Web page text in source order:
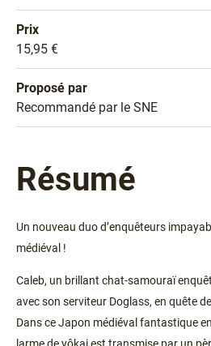
Prix
Prix
15,95 €
Proposé par
Sélection
Recommandé par le SNE
Résumé
Un nouveau duo d’enquêteurs
médiéval !
Caleb, un brillant chat-samouraï
avec son serviteur Doglass, en quête
Dans ce Japon médiéval fantastique